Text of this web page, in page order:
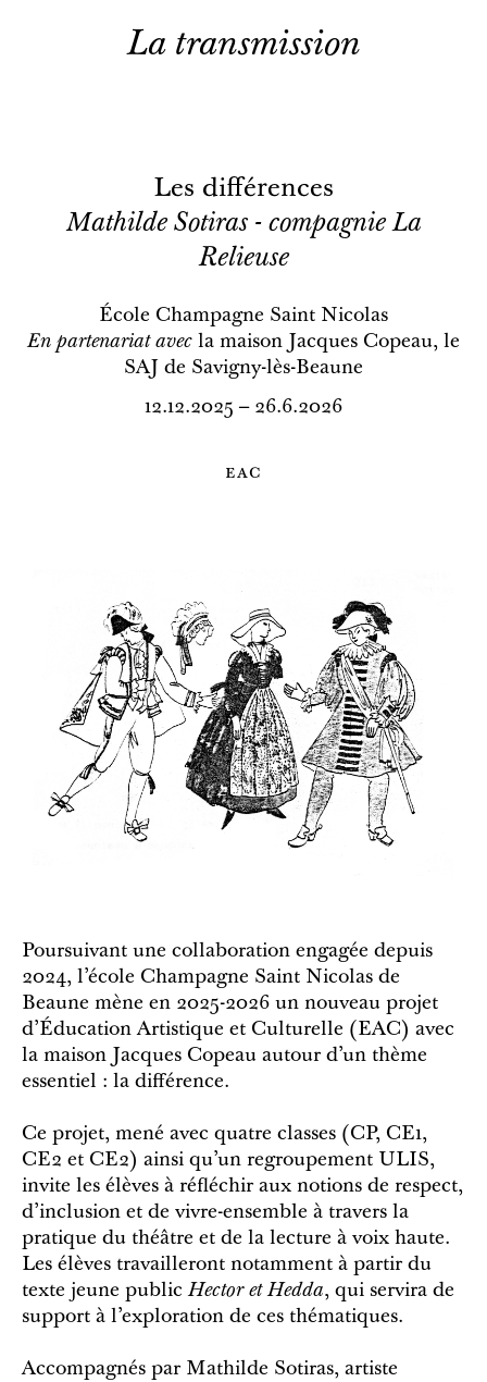
La transmission
Les différences
Mathilde Sotiras - compagnie La
Relieuse
École Champagne Saint Nicolas
En partenariat avec la maison Jacques Copeau, le
SAJ de Savigny-lès-Beaune
12.12.2025 – 26.6.2026
eac
Poursuivant une collaboration engagée depuis
2024, l’école Champagne Saint Nicolas de
Beaune mène en 2025-2026 un nouveau projet
d’Éducation Artistique et Culturelle (EAC) avec
la maison Jacques Copeau autour d’un thème
essentiel : la différence.
Ce projet, mené avec quatre classes (CP, CE1,
CE2 et CE2) ainsi qu’un regroupement ULIS,
invite les élèves à réfléchir aux notions de respect,
d’inclusion et de vivre-ensemble à travers la
pratique du théâtre et de la lecture à voix haute.
Les élèves travailleront notamment à partir du
texte jeune publicHector et Hedda, qui servira de
support à l’exploration de ces thématiques.
Accompagnés par Mathilde Sotiras, artiste